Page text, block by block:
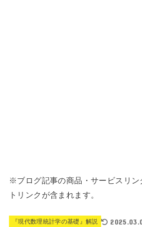
※ブログ記事の商品・サービスリン
トリンクが含まれます。
『現代数理統計学の基礎』解説